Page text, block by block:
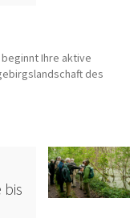
Ihre aktive
des